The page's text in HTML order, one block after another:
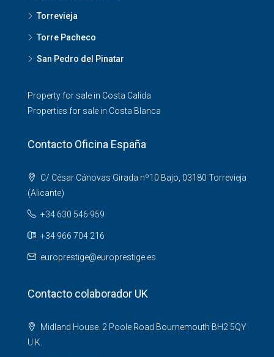
Torrevieja
Torre Pacheco
San Pedro del Pinatar
Property for sale in Costa Calida
Properties for sale in Costa Blanca
Contacto Oficina España
C/ César Cánovas Girada nº10 Bajo, 03180 Torrevieja
(Alicante)
+34 630 546 959
+34 966 704 216
europrestige@europrestige.es
Contacto colaborador UK
Midland House. 2 Poole Road Bournemouth BH2 5QY
U.K.